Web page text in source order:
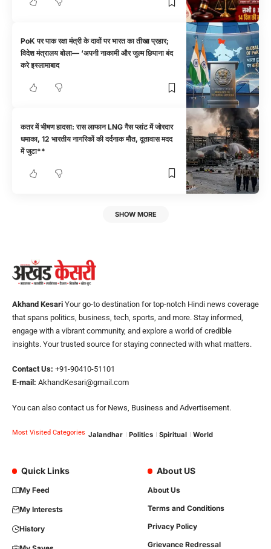
PoK पर पाक रक्षा मंत्री के दावों पर भारत का तीखा प्रहार;
विदेश मंत्रालय बोला— ‘अपनी नाकामी और जुल्म छिपाना बंद
करे इस्लामाबाद
कतर में भीषण हादसा: रास लाफान LNG गैस प्लांट में जोरदार
धमाका, 12 भारतीय नागरिकों की दर्दनाक मौत, दूतावास मदद
में जुटा**
SHOW MORE
Akhand Kesari Your go-to destination for top-notch Hindi news coverage
that spans politics, business, tech, sports, and more. Stay informed,
engage with a vibrant community, and explore a world of credible
insights. Your trusted source for staying connected with what matters.
Contact Us: +91-90410-51101
E-mail: AkhandKesari@gmail.com
You can also contact us for News, Business and Advertisement.
Most Visited Categories Jalandhar Politics Spiritual World
Quick Links
My Feed
My Interests
History
About US
About Us
Terms and Conditions
Privacy Policy
Grievance Redressal